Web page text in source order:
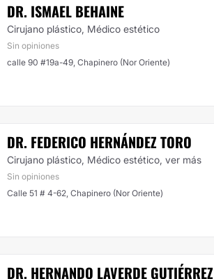
DR. ISMAEL BEHAINE
Cirujano plástico, Médico estético
Sin opiniones
calle 90 #19a-49, Chapinero (Nor Oriente)
DR. FEDERICO HERNÁNDEZ TORO
Cirujano plástico, Médico estético, ver más
Sin opiniones
Calle 51 # 4-62, Chapinero (Nor Oriente)
DR. HERNANDO LAVERDE GUTIÉRREZ